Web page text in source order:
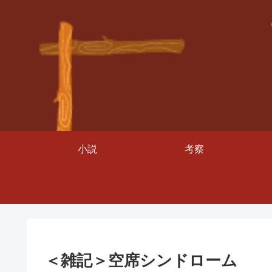
小説 考察
＜雑記＞空席シンドローム